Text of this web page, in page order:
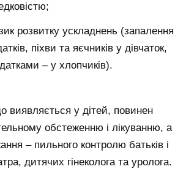
розвитку ускладнень (запалення
піхви та яєчників у дівчаток,
– у хлопчиків).
виявляється у дітей, повинен
обстеженню і лікуванню, а
– пильного контролю батьків і
дитячих гінеколога та уролога.